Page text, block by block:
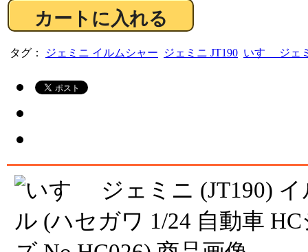
タグ： ジェミニ イルムシャー ジェミニ JT190 いすゞ ジェ